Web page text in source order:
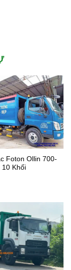
Foton Ollin 700-
10 Khối